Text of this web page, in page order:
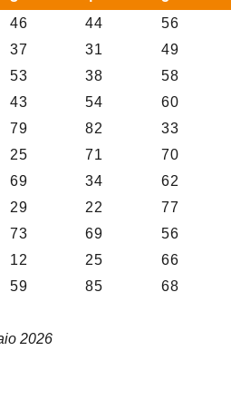
46 44
56
37 31
49
53 38
58
43 54
60
79 82
33
25 71
70
69 34
62
29 22
77
73 69
56
12 25
66
59 85 68
2026